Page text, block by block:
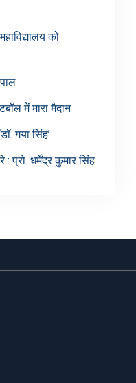
को
में मारा मैदान
गया सिंह’
: प्रो. धर्मेंद्र कुमार सिंह